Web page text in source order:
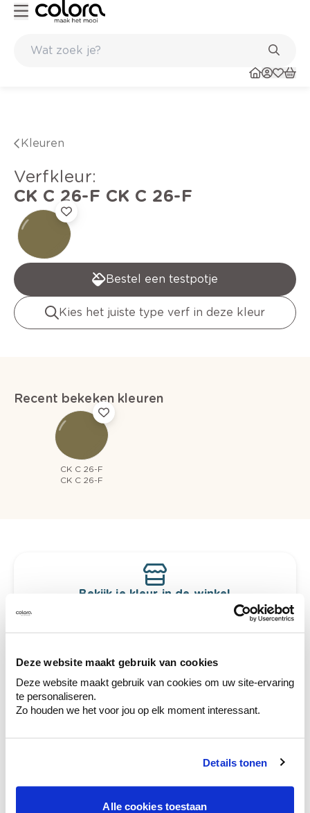
Deze website maakt gebruik van cookies
Deze website maakt gebruik van cookies om uw site-ervaring
te personaliseren.
Zo houden we het voor jou op elk moment interessant.
Details tonen
Alle cookies toestaan
Kleuren
verfkleur:
CK C 26-F CK C 26-F
Bestel een testpotje
Kies het juiste type verf in deze kleur
Recent bekeken kleuren
CK C 26-F
CK C 26-F
Bekijk je kleur in de winkel
Ontdek er kleurechte stalen van je
te verfijnen.
Krijg persoonlijk advies om kleuren te
combineren.